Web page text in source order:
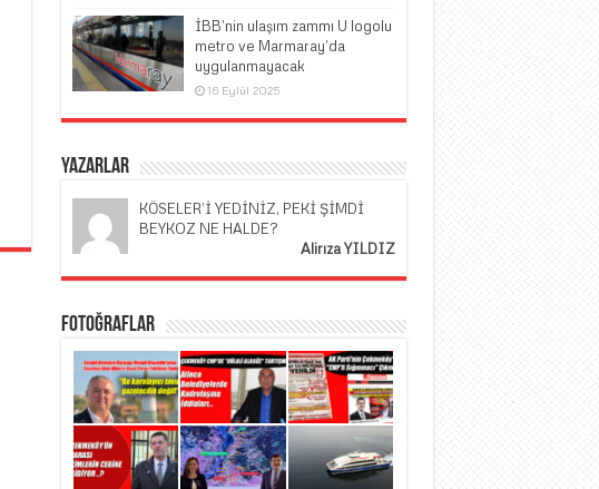
İBB’nin ulaşım zammı U logolu
metro ve Marmaray’da
uygulanmayacak
16 Eylül 2025
Yazarlar
KÖSELER’İ YEDİNİZ, PEKİ ŞİMDİ
BEYKOZ NE HALDE?
Alirıza YILDIZ
Fotoğraflar